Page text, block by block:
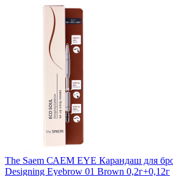
The Saem САЕМ EYE Карандаш для
Designing Eyebrow 01 Brown 0,2г+0,12г